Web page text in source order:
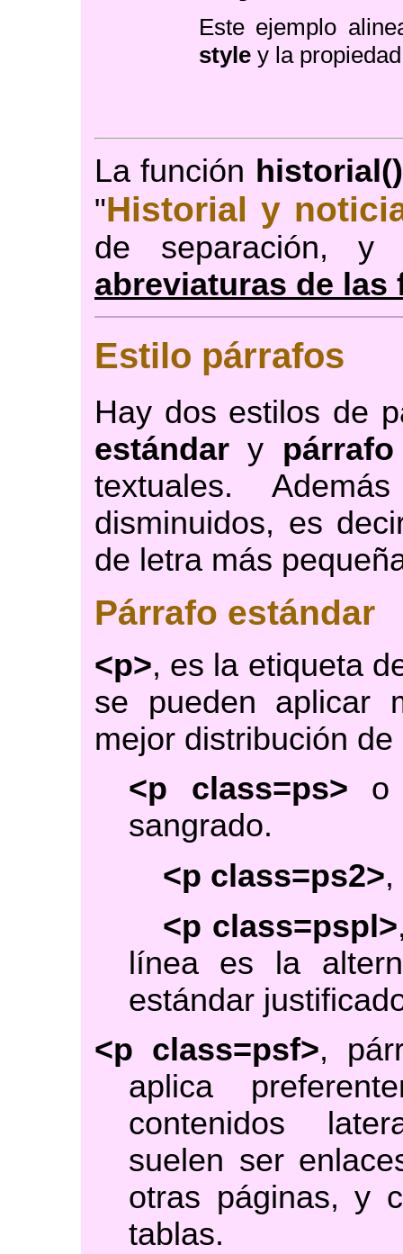
Este ejemplo
styley la
La función historial()
"Historial y
de separación,
abreviaturas de
Estilo párrafos
Hay dos estilos de
estándar y
textuales.
disminuidos, es
de letra más
Párrafo estándar
<p>, es la etiqueta
se pueden aplicar
mejor distribución
<p class=ps>
sangrado.
<p class=ps2>
<p class=pspl>
línea es la
estándar
<p class=psf>,
aplica
contenidos
suelen ser
otras páginas, y
tablas.